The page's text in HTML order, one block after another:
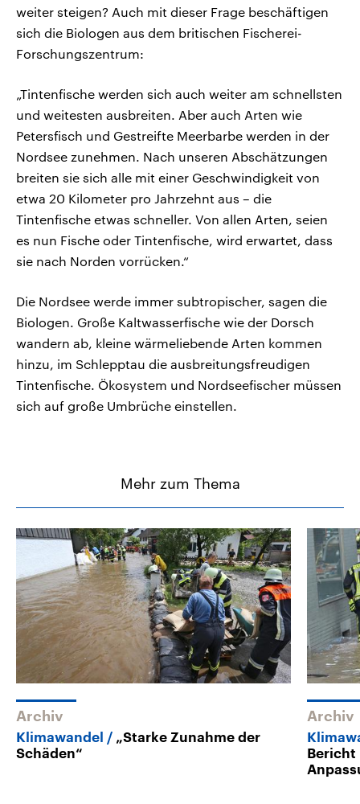
weiter steigen? Auch mit dieser Frage beschäftigen
sich die Biologen aus dem britischen Fischerei-
Forschungszentrum:
„Tintenfische werden sich auch weiter am schnellsten
und weitesten ausbreiten. Aber auch Arten wie
Petersfisch und Gestreifte Meerbarbe werden in der
Nordsee zunehmen. Nach unseren Abschätzungen
breiten sie sich alle mit einer Geschwindigkeit von
etwa 20 Kilometer pro Jahrzehnt aus – die
Tintenfische etwas schneller. Von allen Arten, seien
es nun Fische oder Tintenfische, wird erwartet, dass
sie nach Norden vorrücken.“
Die Nordsee werde immer subtropischer, sagen die
Biologen. Große Kaltwasserfische wie der Dorsch
wandern ab, kleine wärmeliebende Arten kommen
hinzu, im Schlepptau die ausbreitungsfreudigen
Tintenfische. Ökosystem und Nordseefischer müssen
sich auf große Umbrüche einstellen.
Mehr zum Thema
Archiv
Klimawandel
„Starke Zunahme der
Schäden“
Archiv